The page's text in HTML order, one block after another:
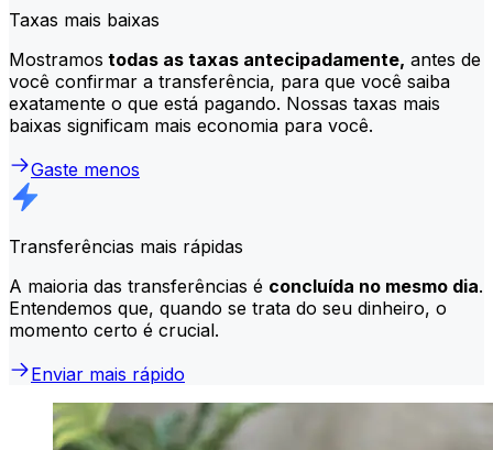
Taxas mais baixas
Mostramos todas as taxas antecipadamente, antes de
você confirmar a transferência, para que você saiba
exatamente o que está pagando. Nossas taxas mais
baixas significam mais economia para você.
Gaste menos
Transferências mais rápidas
A maioria das transferências é concluída no mesmo dia.
Entendemos que, quando se trata do seu dinheiro, o
momento certo é crucial.
Enviar mais rápido